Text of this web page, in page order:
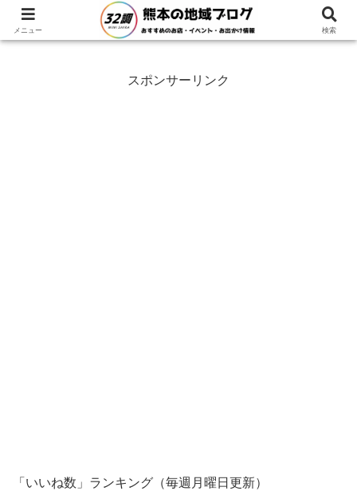
ホーム 熊本県 熊本市
スポンサーリンク
「いいね数」ランキング（毎週月曜日更新）
メニュー 検索